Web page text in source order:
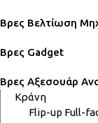
Βρες Βελτίωση
Βρες Gadget
Βρες Αξεσουάρ
Κράνη
Flip-up Full-